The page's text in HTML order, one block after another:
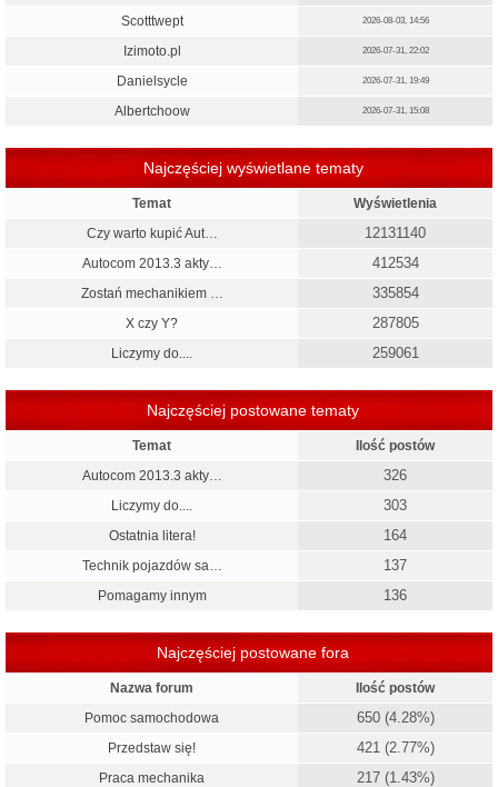
Scotttwept 2026-08-03, 14:56
Izimoto.pl 2026-07-31, 22:02
Danielsycle 2026-07-31, 19:49
Albertchoow 2026-07-31, 15:08
Najczęściej wyświetlane tematy
Temat
Wyświetlenia
Czy warto kupić Aut…
12131140
Autocom 2013.3 akty… 412534
Zostań mechanikiem … 335854
X czy Y? 287805
Liczymy do.... 259061
Najczęściej postowane tematy
Temat
Ilość postów
Autocom 2013.3 akty…
326
Liczymy do.... 303
Ostatnia litera! 164
Technik pojazdów sa… 137
Pomagamy innym 136
Najczęściej postowane fora
Nazwa forum
Ilość postów
Pomoc samochodowa
650 (4.28%)
Przedstaw się! 421 (2.77%)
Praca mechanika 217 (1.43%)